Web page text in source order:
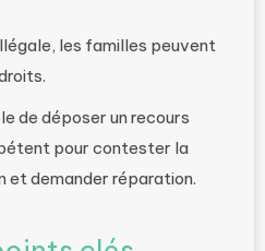
les familles peuvent
de déposer un recours
pour contester la
et demander réparation.